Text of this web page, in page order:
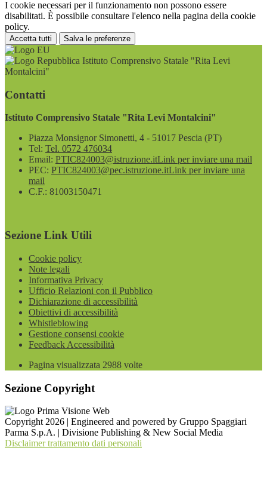
I cookie necessari per il funzionamento non possono essere
disabilitati. È possibile consultare l'elenco nella pagina della cookie
policy.
Accetta tutti Salva le preferenze
Istituto Comprensivo Statale "Rita Levi
Montalcini"
Contatti
Istituto Comprensivo Statale "Rita Levi Montalcini"
Piazza Monsignor Simonetti, 4 - 51017 Pescia (PT)
Tel: Tel. 0572 476034
Email: PTIC824003@istruzione.itLink per inviare una mail
PEC: PTIC824003@pec.istruzione.itLink per inviare una
mail
C.F.: 81003150471
Sezione Link Utili
Cookie policy
Note legali
Informativa Privacy
Ufficio Relazioni con il Pubblico
Dichiarazione di accessibilità
Obiettivi di accessibilità
Whistleblowing
Gestione consensi cookie
Feedback Accessibilità
Pagina visualizzata 2988 volte
Sezione Copyright
Copyright 2026 | Engineered and powered by Gruppo Spaggiari
Parma S.p.A. | Divisione Publishing & New Social Media
Disclaimer trattamento dati personali